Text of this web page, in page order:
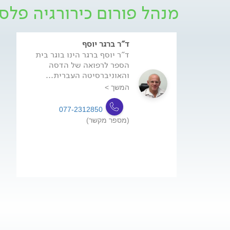
מנהל פורום כירורגיה
ד"ר ברגר יוסף
ד"ר יוסף ברגר הינו בוגר בית
הספר לרפואה של הדסה
והאוניברסיטה העברית...
המשך >
077-2312850
(מספר מקשר)